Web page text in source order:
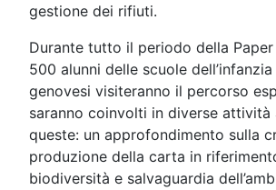
gestione dei rifiuti.
Durante tutto il periodo della
500 alunni delle scuole
genovesi visiteranno il percorso
saranno coinvolti in diverse attività
queste: un approfondimento sulla
produzione della carta in
biodiversità e salvaguardia